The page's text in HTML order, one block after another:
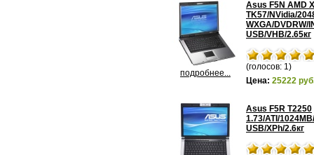
подробнее...
Asus F5N AMD
TK57/NVidia/
WXGA/DVDRW/
USB/VHB/2.65кг
(голосов: 1)
Цена: 25222
Asus F5R T2250
1.73/ATI/
USB/XPh/2.6кг